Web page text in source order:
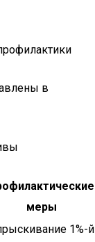
в
меры
1%-й